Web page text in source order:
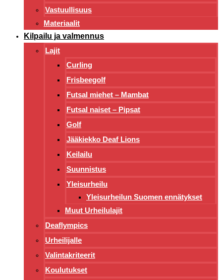
Vastuullisuus
Materiaalit
Kilpailu ja valmennus
Lajit
Curling
Frisbeegolf
Futsal miehet – Mambat
Futsal naiset – Pipsat
Golf
Jääkiekko Deaf Lions
Keilailu
Suunnistus
Yleisurheilu
Yleisurheilun Suomen ennätykset
Muut Urheilulajit
Deaflympics
Urheilijalle
Valintakriteerit
Koulutukset